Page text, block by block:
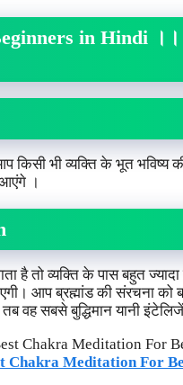
in Hindi ।।
भी व्यक्ति के भूत भविष्य
।
है तो व्यक्ति के पास बहुत
आप ब्रह्मांड की संरचना
वह सबसे बुद्धिमान यानी
Chakra Meditation For